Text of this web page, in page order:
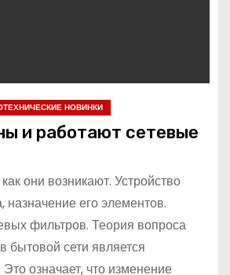
НОВИНКИ
и работают сетевые
они возникают. Устройство
назначение его элементов.
фильтров. Теория вопроса
бытовой сети является
означает, что изменение